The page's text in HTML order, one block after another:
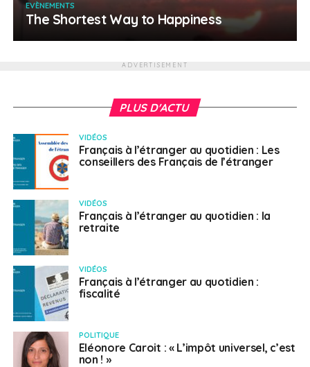
EVÈNEMENTS
The Shortest Way to Happiness
ADVERTISEMENT
PLUS D'ACTU
VIDÉOS
Français à l’étranger au quotidien : Les
conseillers des Français de l’étranger
VIDÉOS
Français à l’étranger au quotidien : la
retraite
VIDÉOS
Français à l’étranger au quotidien :
fiscalité
POLITIQUE
Eléonore Caroit : « L’impôt universel, c’est
non ! »